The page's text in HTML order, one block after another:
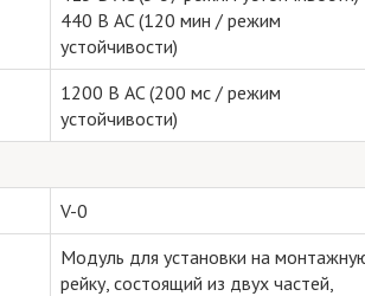
440 В AC (120 мин / режим
устойчивости)
1200 В AC (200 мс / режим
устойчивости)
V-0
Модуль для установки на
рейку, состоящий из двух частей,